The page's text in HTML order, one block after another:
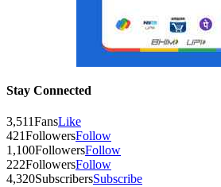
Stay Connected
3,511FansLike
421FollowersFollow
1,100FollowersFollow
222FollowersFollow
4,320SubscribersSubscribe